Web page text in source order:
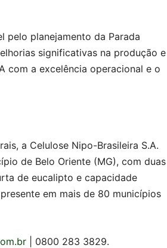
pelo planejamento da Parada
significativas na produção e
com a excelência operacional e o
a Celulose Nipo-Brasileira S.A.
de Belo Oriente (MG), com duas
de eucalipto e capacidade
em mais de 80 municípios
| 0800 283 3829.